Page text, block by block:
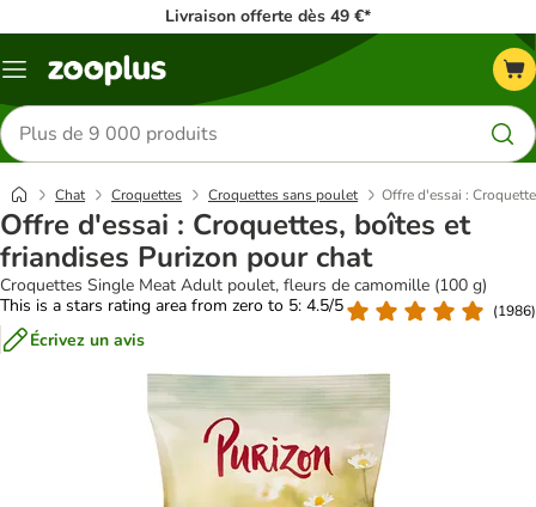
Livraison offerte dès 49 €*
Menu
Rechercher
des
produits
Chat Croquettes Croquettes sans poulet Offre d'essai :
Offre d'essai : Croquettes, boîtes et
friandises Purizon pour chat
Croquettes Single Meat Adult poulet, fleurs de camomille (100 g)
This is a stars rating area from zero to 5: 4.5/5
(1986)
Écrivez un avis